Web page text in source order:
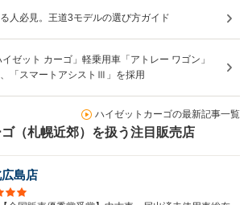
人必見。王道3モデルの選び方ガイド
ゼット カーゴ」軽乗用車「アトレー ワゴン」
「スマートアシストⅢ」を採用
ハイゼットカーゴの最新記事一覧
（札幌近郊）を扱う注目販売店
島店